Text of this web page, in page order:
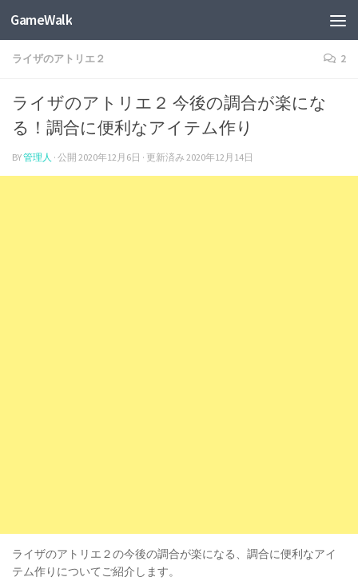
GameWalk
ライザのアトリエ２ 2
ライザのアトリエ２ 今後の調合が楽にな
る！調合に便利なアイテム作り
BY管理人 · 公開 2020年12月6日 · 更新済み 2020年12月14日
ライザのアトリエ２の今後の調合が楽になる、調合に便利なアイ
テム作りについてご紹介します。